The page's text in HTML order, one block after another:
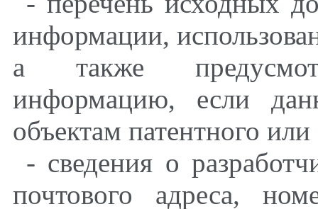
информации,
а также
информацию, если
объектам патентного или
- сведения о
почтового адреса,